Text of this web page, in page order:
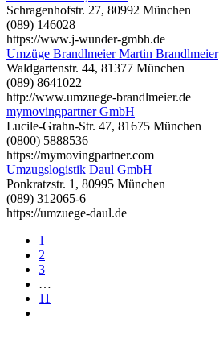
Schragenhofstr. 27, 80992 München
(089) 146028
https://www.j-wunder-gmbh.de
Umzüge Brandlmeier Martin Brandlmeier
Waldgartenstr. 44, 81377 München
(089) 8641022
http://www.umzuege-brandlmeier.de
mymovingpartner GmbH
Lucile-Grahn-Str. 47, 81675 München
(0800) 5888536
https://mymovingpartner.com
Umzugslogistik Daul GmbH
Ponkratzstr. 1, 80995 München
(089) 312065-6
https://umzuege-daul.de
1
2
3
…
11